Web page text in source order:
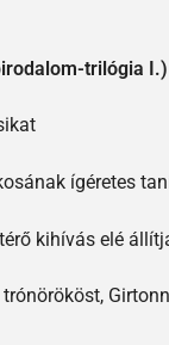
trilógia
ígéretes
kihívás elé